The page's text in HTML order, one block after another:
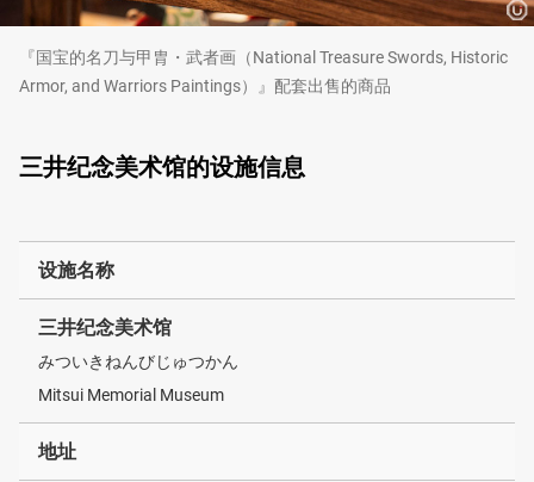
『国宝的名刀与甲胄・武者画（National Treasure Swords, Historic
Armor, and Warriors Paintings）』配套出售的商品
三井纪念美术馆的设施信息
设施名称
三井纪念美术馆
みついきねんびじゅつかん
Mitsui Memorial Museum
地址